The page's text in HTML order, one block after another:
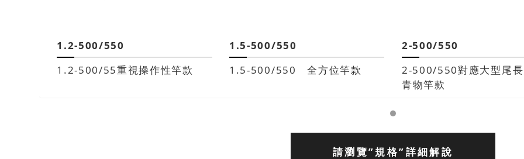
1.2-500/550
1.2-500/55重視操作性竿款
1.5-500/550
1.5-500/550 全方位竿款
2-500/550
2-500/550對應大型尾
青物竿款
請瀏覽”規格”詳細解說